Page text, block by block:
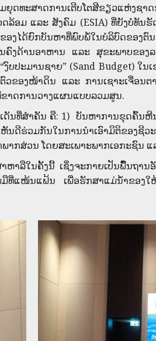
ດທະສາດການເຕີບໂຕສີຂຽວແຫ່ງຊ
ອມ ແລະ ສັງຄົມ (ESIA) ທີ່ຍັງບໍ່ທັນ
ງໄດ້ຍົກບັນຫາທີ່ພົບພໍ້ໃນບໍລິບົດຂອງ
ງດ້ານອາຫານ ແລະ ສຸຂະພາບຂອງ
ປະມານຊາຍ” (Sand Budget)
ວຂອງໜ້າດິນ ແລະ ການເຊາະເຈື່ອ
າດການວາງແຜນແບບລວມສູນ.
ທີ່ສຳຄັນ ຄື: 1) ບັນຫາການຂຸດຄົ້ນ
ດີຮ່ວມກັນໃນການນຳເອົາມິຕິຂອງຊີ
ກສ່ວນ ໂດຍສະເພາະພາກເອກະຊົນ
ນຄັ້ງນີ້ ເຊິ່ງຈະກາຍເປັນພືົ້ນຖານອັ
ມືທີ່ແໜ້ນແຟ້ນ ເພື່ອຮັກສາແມ່ນ້ຳຂອ